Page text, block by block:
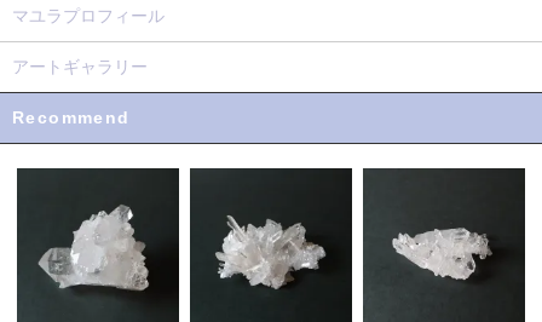
マユラプロフィール
アートギャラリー
Recommend